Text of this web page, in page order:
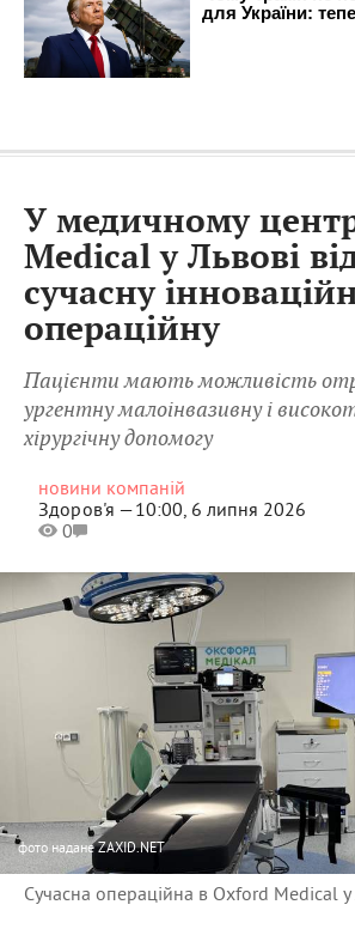
У медичному
Medical у Львові
сучасну
операційну
Пацієнти мають можливість
ургентну малоінвазивну і
хірургічну допомогу
новини компаній
Здоров'я —10:00, 6 липня 2026
0
фото надане ZAXID.NET
Сучасна операційна в Oxford Medical у